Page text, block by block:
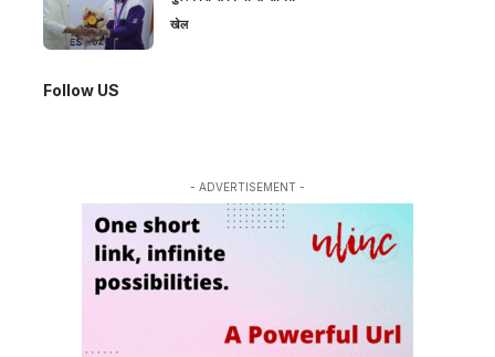
खेल
Follow US
- ADVERTISEMENT -